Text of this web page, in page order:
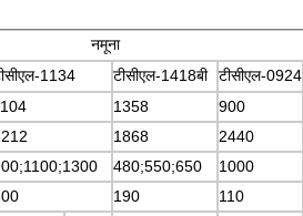
नमूना
1134 टीसीएल-1418बी टीसीएल-0924
1358 900
1868 2440
480;550;650 1000
190 110